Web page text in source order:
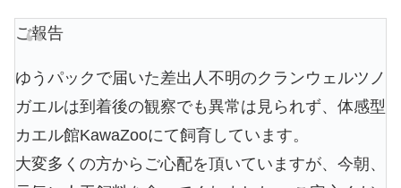
ご報告
ゆうパックで届いた差出人不明のクランウェルツノ
ガエルは到着後の観察でも異常は見られず、体感型
カエル館KawaZooにて飼育しています。
大変多くの方からご心配を頂いていますが、今朝、